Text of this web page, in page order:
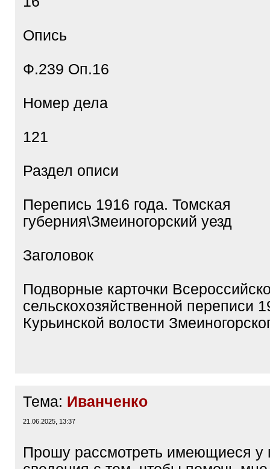
Опись
Ф.239 Оп.16
Номер дела
121
Раздел описи
Перепись 1916 года. Томская
губерния\Змеиногорский уезд
Заголовок
Подворные карточки
сельскохозяйственной переписи
Курьинской волости
Тема: Иванченко
21.06.2025, 13:37
Прошу рассмотреть имеющиеся у